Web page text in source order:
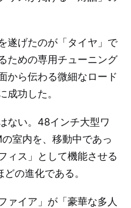
遂げたのが「タイヤ」で
ための専用チューニング
から伝わる微細なロード
成功した。
ない。48インチ大型ワ
室内を、移動中であっ
ィス」として機能させる
の進化である。
ァイア」が「豪華な多人